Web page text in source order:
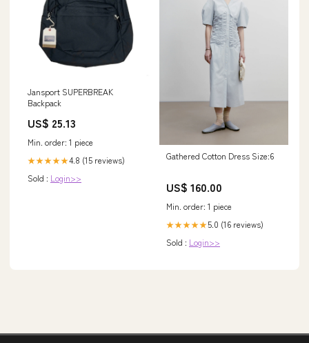
Jansport SUPERBREAK
Backpack
US$ 25.13
Min. order: 1 piece
★★★★★4.8 (15 reviews)
Sold : Login>>
Gathered Cotton Dress Size:6
US$ 160.00
Min. order: 1 piece
★★★★★5.0 (16 reviews)
Sold : Login>>